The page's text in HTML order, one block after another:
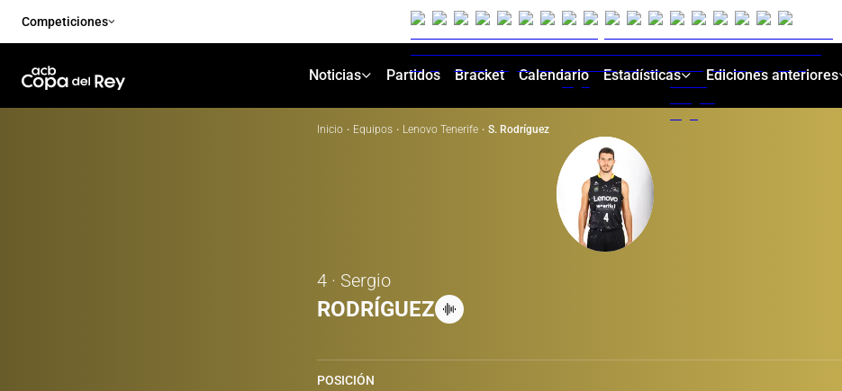
Competiciones
Noticias Partidos Bracket Calendario Estadísticas Ediciones anteriores
Inicio · Equipos · Lenovo Tenerife · S. Rodríguez
4 · Sergio
RODRÍGUEZ
POSICIÓN